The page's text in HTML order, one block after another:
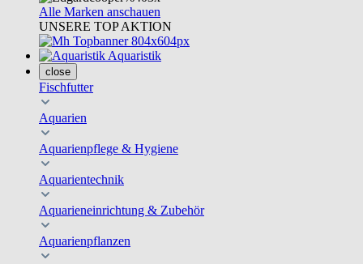
Alle Marken anschauen
UNSERE TOP AKTION
Aquaristik
close
Fischfutter
Aquarien
Aquarienpflege & Hygiene
Aquarientechnik
Aquarieneinrichtung & Zubehör
Aquarienpflanzen